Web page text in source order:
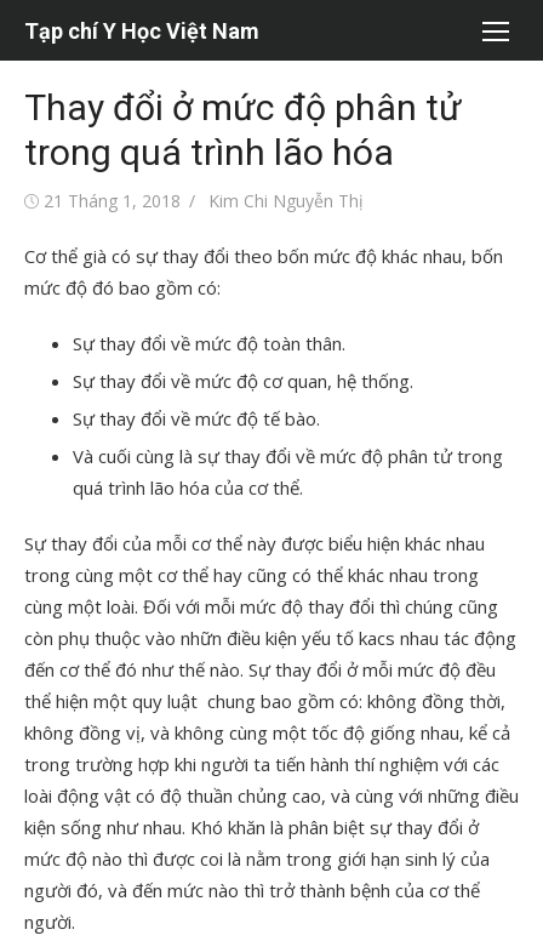
Tạp chí Y Học Việt Nam
Thay đổi ở mức độ phân tử
trong quá trình lão hóa
Đăng21 Tháng 1, 2018
Tác
Kim Chi Nguyễn Thị
Cơ thể già có sự thay đổi theo bốn mức độ khác nhau, bốn
mức độ đó bao gồm có:
Sự thay đổi về mức độ toàn thân.
Sự thay đổi về mức độ cơ quan, hệ thống.
Sự thay đổi về mức độ tế bào.
Và cuối cùng là sự thay đổi về mức độ phân tử trong
quá trình lão hóa của cơ thể.
Sự thay đổi của mỗi cơ thể này được biểu hiện khác nhau
trong cùng một cơ thể hay cũng có thể khác nhau trong
cùng một loài. Đối với mỗi mức độ thay đổi thì chúng cũng
còn phụ thuộc vào nhữn điều kiện yếu tố kacs nhau tác động
đến cơ thể đó như thế nào. Sự thay đổi ở mỗi mức độ đều
thể hiện một quy luật chung bao gồm có: không đồng thời,
không đồng vị, và không cùng một tốc độ giống nhau, kể cả
trong trường hợp khi người ta tiến hành thí nghiệm với các
loài động vật có độ thuần chủng cao, và cùng với những điều
kiện sống như nhau. Khó khăn là phân biệt sự thay đổi ở
mức độ nào thì được coi là nằm trong giới hạn sinh lý của
người đó, và đến mức nào thì trở thành bệnh của cơ thể
người.